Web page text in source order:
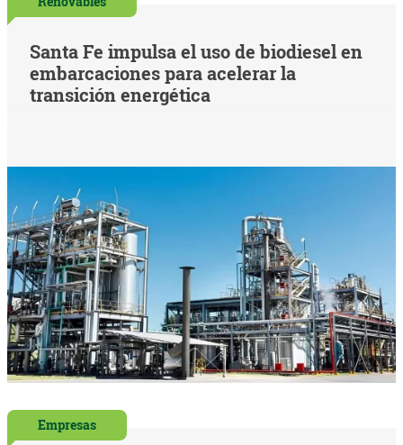
Santa Fe impulsa el uso de biodiesel en
embarcaciones para acelerar la
transición energética
Empresas